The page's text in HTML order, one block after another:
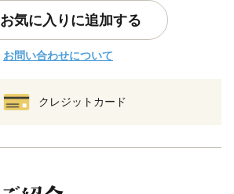
お気に入りに追加する
お問い合わせについて
クレジットカード